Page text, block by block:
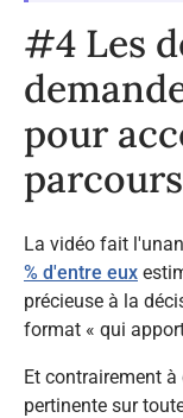
#4 Les
pour
parcours
La vidéo fait
% d'entre eux
précieuse à la
format « qui
Et contrairement
pertinente sur